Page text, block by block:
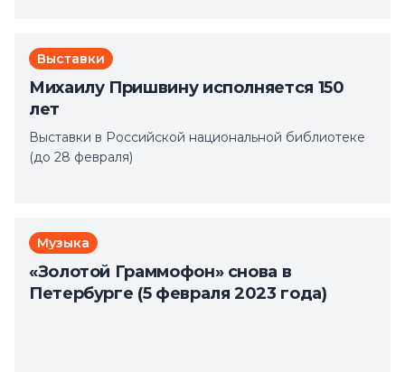
Выставки
Михаилу Пришвину исполняется 150
лет
Выставки в Российской национальной библиотеке
(до 28 февраля)
Музыка
«Золотой Граммофон» снова в
Петербурге (5 февраля 2023 года)